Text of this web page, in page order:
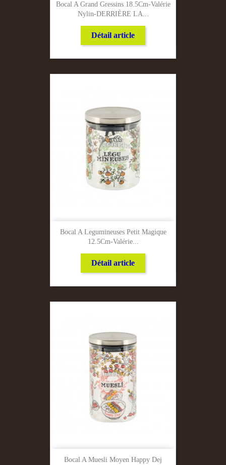
Bocal A Grand Gressins 18.5Cm-Valérie
Nylin-DERRIÈRE LA...
Détail article
Bocal A Legumineuses Petit Magique
12.5Cm-Valérie...
Détail article
Bocal A Muesli Moyen Happy Dej